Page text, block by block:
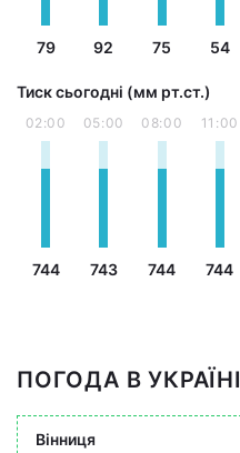
79 92 75 54
Тиск сьогодні (мм рт.ст.)
02:00
744
05:00
743
08:00
744
11:00
744
ПОГОДА В УКРАЇНІ
Вінниця